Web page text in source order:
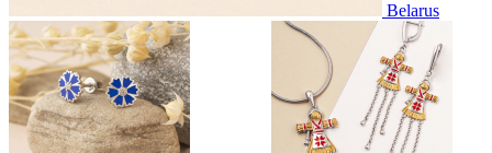
Belarus